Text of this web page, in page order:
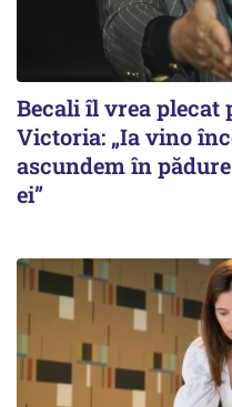
Becali îl vrea plecat
Victoria: „Ia vino
ascundem în
ei”